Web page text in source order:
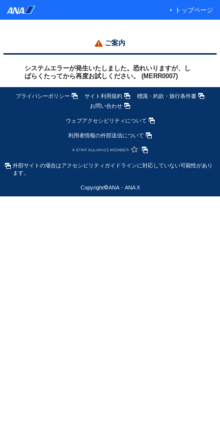
トップページ
ご案内
システムエラーが発生いたしました。恐れいりますが、し
ばらくたってから再度お試しください。 (MERR0007)
プライバシーポリシー サイト利用規約
標識・約款・旅行条件書
お問い合わせ
ウェブアクセシビリティについて
利用者情報の外部送信について
外部サイトの場合はアクセシビリティガイドラインに対応していない可能性があり
ます。
Copyright©ANA・ANA X